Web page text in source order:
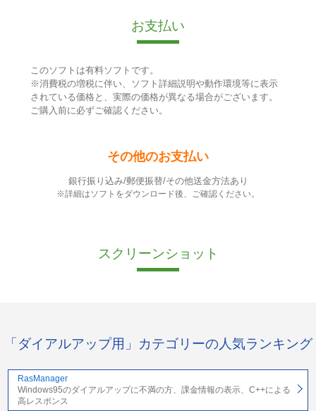
お支払い
このソフトは有料ソフトです。
※消費税の増税に伴い、ソフト詳細説明や動作環境等に表示
されている価格と、実際の価格が異なる場合がございます。
ご購入前に必ずご確認ください。
その他のお支払い
銀行振り込み/郵便振替/その他送金方法あり
※詳細はソフトをダウンロード後、ご確認ください。
スクリーンショット
「ダイアルアップ用」カテゴリーの人気ランキング
RasManager
Windows95のダイアルアップに不満の方、課金情報の表示、C++による
高レスポンス